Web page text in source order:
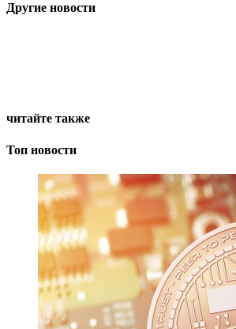
Другие новости
читайте также
Топ новости